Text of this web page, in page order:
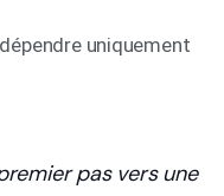
uniquement
pas vers une